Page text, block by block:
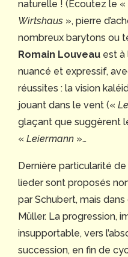
naturelle ! (Écoutez le «
Wirtshaus », pierre
nombreux barytons ou
Romain Louveau est à
nuancé et expressif,
réussites : la vision
jouant dans le vent («
glaçant que suggèrent
« Leiermann »…
Dernière particularité
lieder sont proposés
par Schubert, mais
Müller. La progression,
insupportable, vers
succession, en fin de